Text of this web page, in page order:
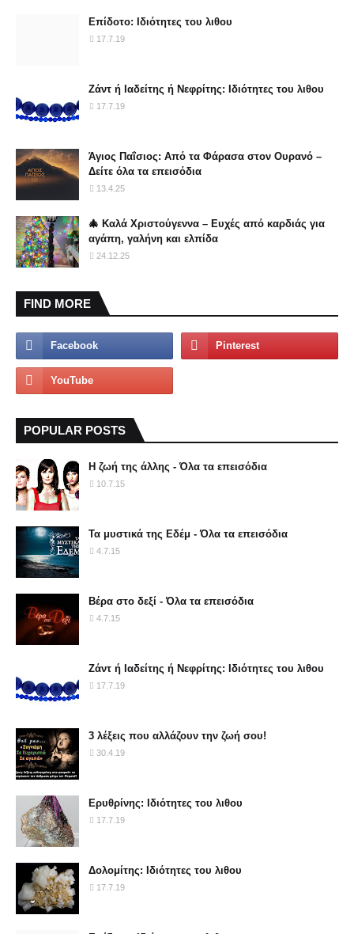
Επίδοτο: Ιδιότητες του λιθου
17.7.19
Ζάντ ή Ιαδείτης ή Νεφρίτης: Ιδιότητες του λιθου
17.7.19
Άγιος Παΐσιος: Από τα Φάρασα στον Ουρανό –
Δείτε όλα τα επεισόδια
13.4.25
🎄 Καλά Χριστούγεννα – Ευχές από καρδιάς για
αγάπη, γαλήνη και ελπίδα
24.12.25
FIND MORE
POPULAR POSTS
Η ζωή της άλλης - Όλα τα επεισόδια
10.7.15
Τα μυστικά της Εδέμ - Όλα τα επεισόδια
4.7.15
Βέρα στο δεξί - Όλα τα επεισόδια
4.7.15
Ζάντ ή Ιαδείτης ή Νεφρίτης: Ιδιότητες του λιθου
17.7.19
3 λέξεις που αλλάζουν την ζωή σου!
30.4.19
Ερυθρίνης: Ιδιότητες του λιθου
17.7.19
Δολομίτης: Ιδιότητες του λιθου
17.7.19